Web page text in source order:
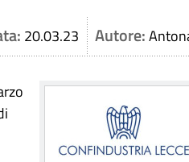
20.03.23 Autore: